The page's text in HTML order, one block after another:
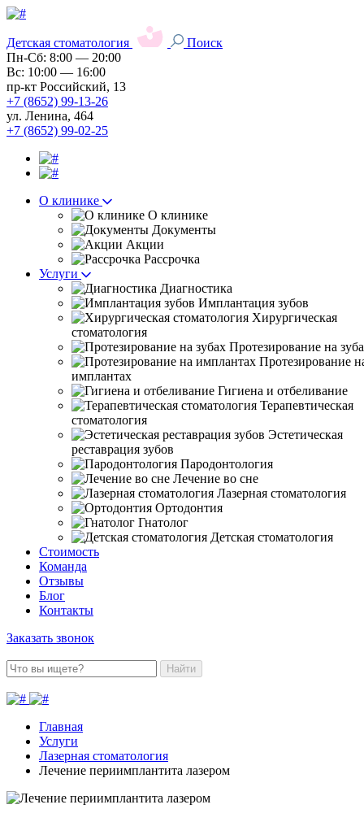
Детская стоматология
Поиск
Пн-Сб: 8:00 — 20:00
Вс: 10:00 — 16:00
пр-кт Российский, 13
+7 (8652) 99-13-26
ул. Ленина, 464
+7 (8652) 99-02-25
О клинике
О клинике
Документы
Акции
Рассрочка
Услуги
Диагностика
Имплантация зубов
Хирургическая
стоматология
Протезирование на
Протезирование
имплантах
Гигиена и отбеливание
Терапевтическая
стоматология
Эстетическая
реставрация зубов
Пародонтология
Лечение во сне
Лазерная стоматология
Ортодонтия
Гнатолог
Детская стоматология
Стоимость
Команда
Отзывы
Блог
Контакты
Заказать звонок
Найти
Главная
Услуги
Лазерная стоматология
Лечение периимплантита лазером